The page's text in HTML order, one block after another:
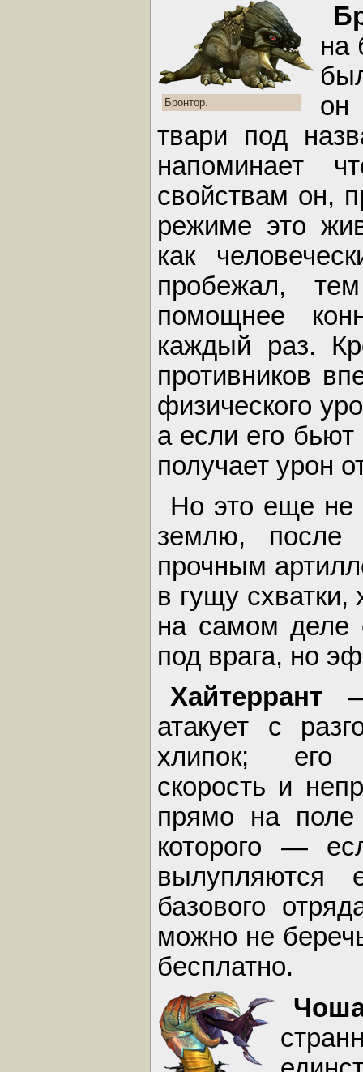
Бронтор.
на
твари под
напоминает
свойствам он,
режиме это
как
пробежал,
помощнее
каждый раз.
противников
физического
а если его
получает урон
Но это еще не
землю, после
прочным
в гущу
на самом деле
под врага, но
Хайтеррант —
атакует с
хлипок; его
скорость и
прямо на
которого —
вылупляются
базового
можно не
бесплатно.